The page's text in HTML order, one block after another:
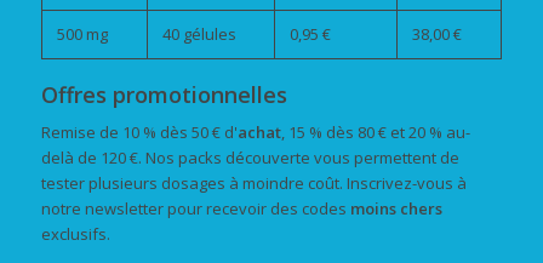
500 mg 40 gélules 0,95 € 38,00 €
Offres promotionnelles
Remise de 10 % dès 50 € d'achat, 15 % dès 80 € et 20 % au-
delà de 120 €. Nos packs découverte vous permettent de
tester plusieurs dosages à moindre coût. Inscrivez-vous à
notre newsletter pour recevoir des codes moins chers
exclusifs.